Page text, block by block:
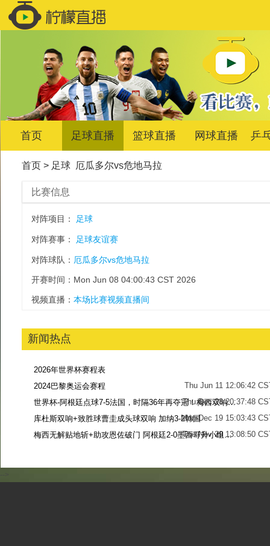
首页 足球直播 篮球直播 网球直播 乒
首页> 足球 厄瓜多尔vs危地马拉
比赛信息
对阵项目： 足球
对阵赛事： 足球友谊赛
对阵球队： 厄瓜多尔vs危地马拉
开赛时间：Mon Jun 08 04:00:43 CST 2026
视频直播： 本场比赛视频直播间
新闻热点
2026年世界杯赛程表
Thu Jun 11 12:06:42
2024巴黎奥运会赛程
Thu Dec 28 20:37:48
世界杯-阿根廷点球7-5法国，时隔36年再夺冠！梅西双响姆巴佩戴帽
Mon Dec 19 15:03:43
库杜斯双响+致胜球曹圭成头球双响 加纳3-2韩国
Tue Nov 29 13:08:50
梅西无解贴地斩+助攻恩佐破门 阿根廷2-0墨西哥升小组第二